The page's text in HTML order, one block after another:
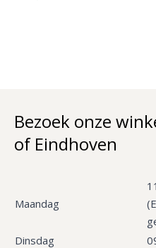
Bezoek onze
of Eindhoven
Maandag
Dinsdag